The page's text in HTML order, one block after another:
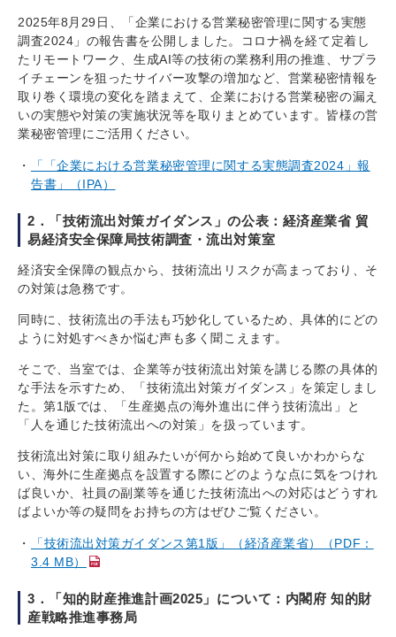
2025年8月29日、「企業における営業秘密管理に関する実態
調査2024」の報告書を公開しました。コロナ禍を経て定着し
たリモートワーク、生成AI等の技術の業務利用の推進、サプラ
イチェーンを狙ったサイバー攻撃の増加など、営業秘密情報を
取り巻く環境の変化を踏まえて、企業における営業秘密の漏え
いの実態や対策の実施状況等を取りまとめています。皆様の営
業秘密管理にご活用ください。
「「企業における営業秘密管理に関する実態調査2024」報
告書」（IPA）
2．「技術流出対策ガイダンス」の公表：経済産業省 貿
易経済安全保障局技術調査・流出対策室
経済安全保障の観点から、技術流出リスクが高まっており、そ
の対策は急務です。
同時に、技術流出の手法も巧妙化しているため、具体的にどの
ように対処すべきか悩む声も多く聞こえます。
そこで、当室では、企業等が技術流出対策を講じる際の具体的
な手法を示すため、「技術流出対策ガイダンス」を策定しまし
た。第1版では、「生産拠点の海外進出に伴う技術流出」と
「人を通じた技術流出への対策」を扱っています。
技術流出対策に取り組みたいが何から始めて良いかわからな
い、海外に生産拠点を設置する際にどのような点に気をつけれ
ば良いか、社員の副業等を通じた技術流出への対応はどうすれ
ばよいか等の疑問をお持ちの方はぜひご覧ください。
「技術流出対策ガイダンス第1版」（経済産業省）（PDF：
3.4 MB）
3．「知的財産推進計画2025」について：内閣府 知的財
産戦略推進事務局